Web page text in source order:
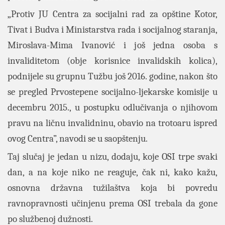
„Protiv JU Centra za socijalni rad za opštine Kotor,
Tivat i Budva i Ministarstva rada i socijalnog staranja,
Miroslava-Mima Ivanović i još jedna osoba s
invaliditetom (obje korisnice invalidskih kolica),
podnijele su grupnu Tužbu još 2016. godine, nakon što
se pregled Prvostepene socijalno-ljekarske komisije u
decembru 2015., u postupku odlučivanja o njihovom
pravu na ličnu invalidninu, obavio na trotoaru ispred
ovog Centra”, navodi se u saopštenju.
Taj slučaj je jedan u nizu, dodaju, koje OSI trpe svaki
dan, a na koje niko ne reaguje, čak ni, kako kažu,
osnovna državna tužilaštva koja bi povredu
ravnopravnosti učinjenu prema OSI trebala da gone
po službenoj dužnosti.